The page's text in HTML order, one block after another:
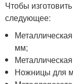
Чтобы
следующее:
мм;
Ножницы для